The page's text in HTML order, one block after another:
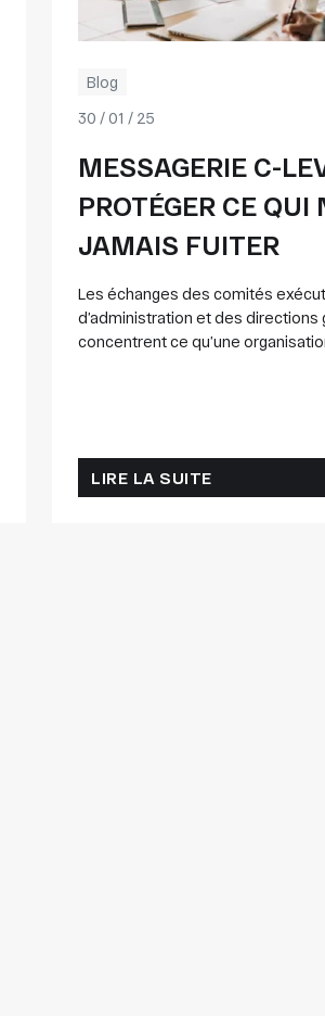
Blog
30 / 01 / 25
MESSAGERIE C-
PROTÉGER CE QUI
JAMAIS FUITER
Les échanges des comités
d’administration et des directions
concentrent ce qu’une
LIRE LA SUITE